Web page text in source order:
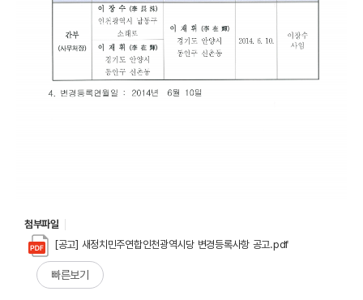
첨부파일
[공고] 새정치민주연합인천광역시당 변경등록사항 공고.pdf
빠른보기